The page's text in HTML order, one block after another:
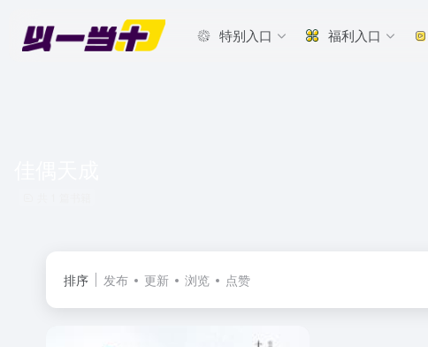
特别入口 福利入口
排序 发布 更新 浏览 点赞